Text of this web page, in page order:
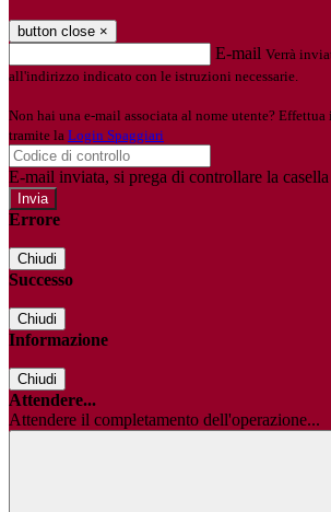
button close ×
E-mail Verrà
all'indirizzo indicato con le istruzioni necessarie.
Non hai una e-mail associata al nome utente? Effettua
tramite la Login Spaggiari
E-mail inviata, si prega di controllare la
Errore
Chiudi
Successo
Chiudi
Informazione
Chiudi
Attendere...
Attendere il completamento dell'operazione...